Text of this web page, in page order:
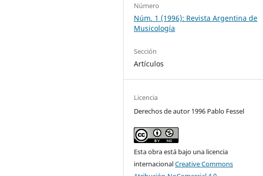
Número
Núm. 1 (1996): Revista Argentina de
Musicología
Sección
Artículos
Licencia
Derechos de autor 1996 Pablo Fessel
Esta obra está bajo una licencia
internacionalCreative Commons